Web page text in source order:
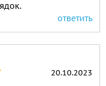
ответить
20.10.2023